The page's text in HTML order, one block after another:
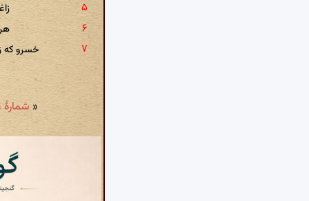
خسرو که
« شمارهٔ ۸۵۱: ما را شکنج زلف تو در پیچ و تاب برد